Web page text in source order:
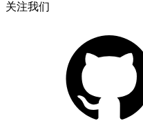
关注我们